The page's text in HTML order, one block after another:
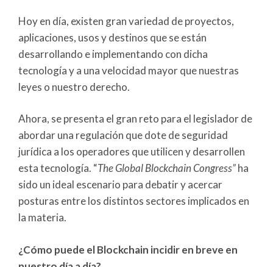
Hoy en día, existen gran variedad de proyectos,
aplicaciones, usos y destinos que se están
desarrollando e implementando con dicha
tecnología y a una velocidad mayor que nuestras
leyes o nuestro derecho.
Ahora, se presenta el gran reto para el legislador de
abordar una regulación que dote de seguridad
jurídica a los operadores que utilicen y desarrollen
esta tecnología. “The Global Blockchain Congress”ha
sido un ideal escenario para debatir y acercar
posturas entre los distintos sectores implicados en
la materia.
¿Cómo puede el Blockchain incidir en breve en